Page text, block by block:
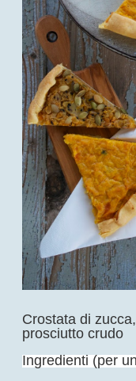
Crostata di
prosciutto crudo
Ingredienti (per